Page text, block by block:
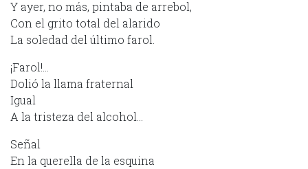
Y ayer, no más, pintaba de arrebol,
Con el grito total del alarido
La soledad del último farol.
¡Farol!…
Dolió la llama fraternal
Igual
A la tristeza del alcohol…
Señal
En la querella de la esquina